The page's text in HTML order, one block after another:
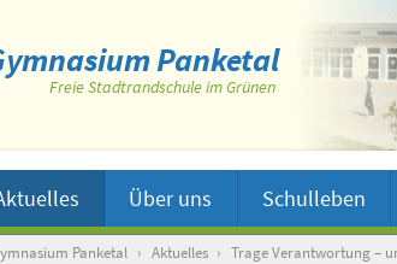
Panketal
Freie Stadtrandschule im Grünen
Über uns Schulleben
Panketal › Aktuelles › Trage Verantwortung –